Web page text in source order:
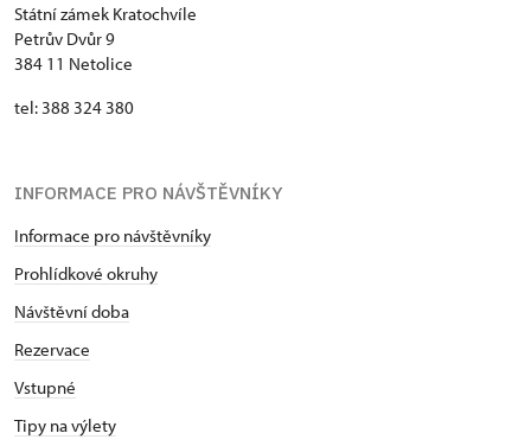
Státní zámek Kratochvíle
Petrův Dvůr 9
384 11 Netolice
tel: 388 324 380
INFORMACE PRO NÁVŠTĚVNÍKY
Informace pro návštěvníky
Prohlídkové okruhy
Návštěvní doba
Rezervace
Vstupné
Tipy na výlety